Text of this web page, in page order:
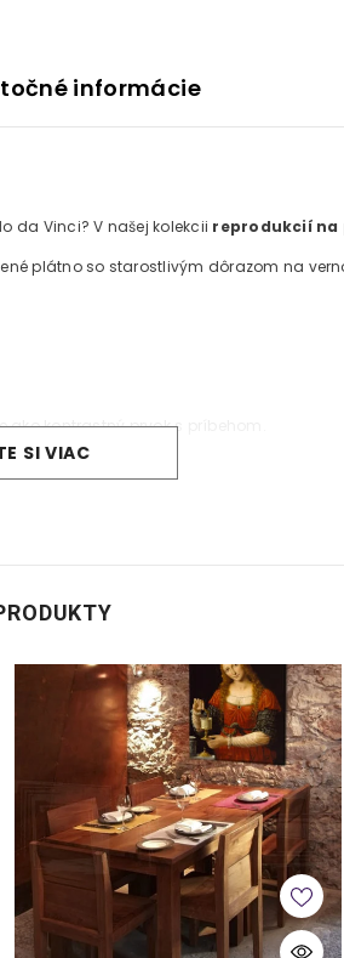
informácie
da Vinci? V našej kolekcii reprodukcií na
plátno so starostlivým dôrazom na
kontrastný prvok s príbehom.
vytvoríte tak galériový efekt.
dojem.
srdci Európy.
SI VIAC